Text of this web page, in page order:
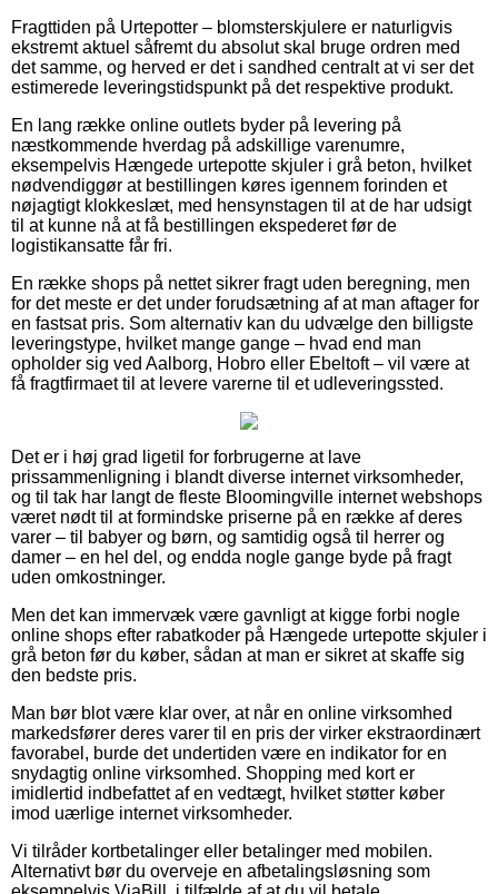
Fragttiden på Urtepotter – blomsterskjulere er naturligvis
ekstremt aktuel såfremt du absolut skal bruge ordren med
det samme, og herved er det i sandhed centralt at vi ser det
estimerede leveringstidspunkt på det respektive produkt.
En lang række online outlets byder på levering på
næstkommende hverdag på adskillige varenumre,
eksempelvis Hængede urtepotte skjuler i grå beton, hvilket
nødvendiggør at bestillingen køres igennem forinden et
nøjagtigt klokkeslæt, med hensynstagen til at de har udsigt
til at kunne nå at få bestillingen ekspederet før de
logistikansatte får fri.
En række shops på nettet sikrer fragt uden beregning, men
for det meste er det under forudsætning af at man aftager for
en fastsat pris. Som alternativ kan du udvælge den billigste
leveringstype, hvilket mange gange – hvad end man
opholder sig ved Aalborg, Hobro eller Ebeltoft – vil være at
få fragtfirmaet til at levere varerne til et udleveringssted.
Det er i høj grad ligetil for forbrugerne at lave
prissammenligning i blandt diverse internet virksomheder,
og til tak har langt de fleste Bloomingville internet webshops
været nødt til at formindske priserne på en række af deres
varer – til babyer og børn, og samtidig også til herrer og
damer – en hel del, og endda nogle gange byde på fragt
uden omkostninger.
Men det kan immervæk være gavnligt at kigge forbi nogle
online shops efter rabatkoder på Hængede urtepotte skjuler i
grå beton før du køber, sådan at man er sikret at skaffe sig
den bedste pris.
Man bør blot være klar over, at når en online virksomhed
markedsfører deres varer til en pris der virker ekstraordinært
favorabel, burde det undertiden være en indikator for en
snydagtig online virksomhed. Shopping med kort er
imidlertid indbefattet af en vedtægt, hvilket støtter køber
imod uærlige internet virksomheder.
Vi tilråder kortbetalinger eller betalinger med mobilen.
Alternativt bør du overveje en afbetalingsløsning som